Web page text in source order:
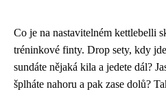
Co je na nastavitelném kettlebelli
tréninkové finty. Drop sety, kdy
sundáte nějaká kila a jedete dál?
šplháte nahoru a pak zase dolů?